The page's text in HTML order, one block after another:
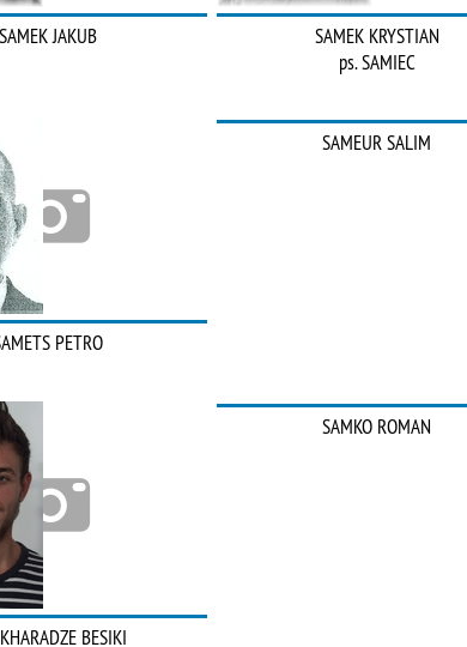
SAMEK JAKUB
SAMEK KRYSTIAN
ps. SAMIEC
PETRO
SAMEUR SALIM
BESIKI
SAMKO ROMAN